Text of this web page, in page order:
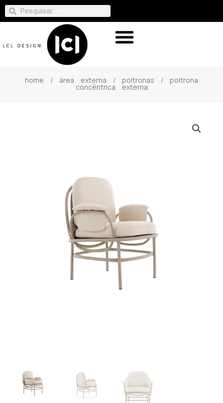
home / área externa / poltronas / poltrona
concêntrica externa